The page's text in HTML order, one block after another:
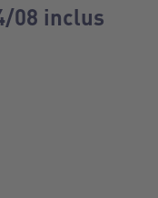
08 inclus